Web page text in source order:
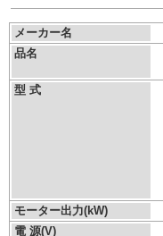
メーカー名
品名
型 式
モーター出力(kW)
電 源(V)